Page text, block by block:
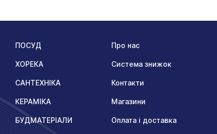
ПОСУД
ХОРЕКА
САНТЕХНІКА
КЕРАМІКА
БУДМАТЕРІАЛИ
Про нас
Система знижок
Контакти
Магазини
Оплата і доставка